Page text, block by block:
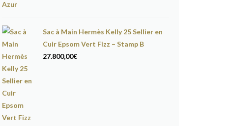
Sac à Main Hermès Kelly 25 Sellier en
Cuir Epsom Vert Fizz – Stamp B
27.800,00€